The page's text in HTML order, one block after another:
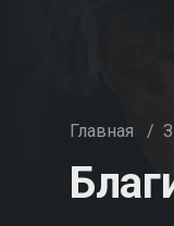
Главная /